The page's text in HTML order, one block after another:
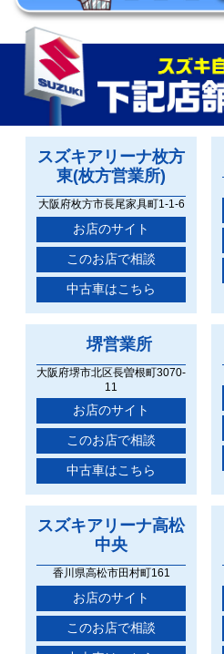
スズキアリーナ枚方
東(枚方営業所)
大阪府枚方市長尾家具町1-1-6
お店のサイト
このお店で相談
中古車はこちら
堺営業所
大阪府堺市北区長曽根町3070-
11
お店のサイト
このお店で相談
中古車はこちら
スズキアリーナ高松
中央
香川県高松市田村町161
お店のサイト
このお店で相談